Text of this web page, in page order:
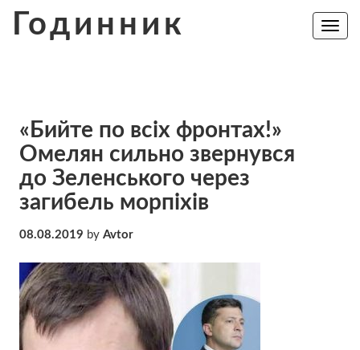
Годинник
Toggle
«Бийте по всіх фронтах!»
Омелян сильно звернувся
до Зеленського через
загибель морпіхів
08.08.2019 by Avtor